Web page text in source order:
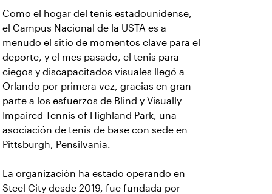
Como el hogar del tenis estadounidense,
el Campus Nacional de la USTA es a
menudo el sitio de momentos clave para el
deporte, y el mes pasado, el tenis para
ciegos y discapacitados visuales llegó a
Orlando por primera vez, gracias en gran
parte a los esfuerzos de Blind y Visually
Impaired Tennis of Highland Park, una
asociación de tenis de base con sede en
Pittsburgh, Pensilvania.
La organización ha estado operando en
Steel City desde 2019, fue fundada por